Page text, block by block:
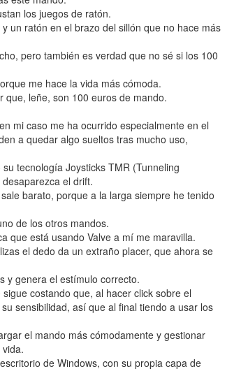
los juegos de ratón.
un ratón en el brazo del sillón que no hace más
pero también es verdad que no sé si los 100
me hace la vida más cómoda.
que, leñe, son 100 euros de mando.
mi caso me ha ocurrido especialmente en el
a quedar algo sueltos tras mucho uso,
tecnología Joysticks TMR (Tunneling
el drift.
barato, porque a la larga siempre he tenido
de los otros mandos.
que está usando Valve a mí me maravilla.
el dedo da un extraño placer, que ahora se
y genera el estímulo correcto.
costando que, al hacer click sobre el
sensibilidad, así que al final tiendo a usar los
el mando más cómodamente y gestionar
de Windows, con su propia capa de